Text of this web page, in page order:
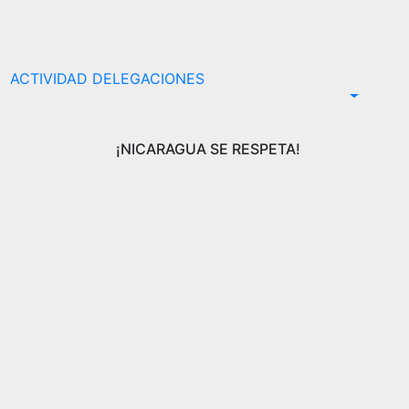
ACTIVIDAD DELEGACIONES
¡NICARAGUA SE RESPETA!